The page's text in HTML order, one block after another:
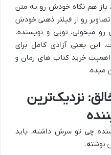
باز هم نگاه خودش رو به متن
تصاویر رو از فیلتر ذهنی خودش
میخونی، تویی و نویسنده.
یعنی آزادی کامل برای
خرید کتاب‌ های رمان و
میده.
نزدیک‌ترین
چی تو سرش داشته، باید
نوشته.